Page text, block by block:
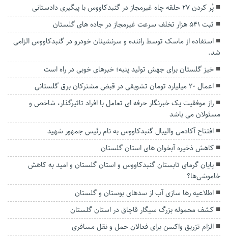
پُر کردن ۲۷ حلقه چاه غیرمجاز در گنبدکاووس با پیگیری دادستانی
ثبت ۵۴۱ هزار تخلف سرعت غیرمجاز در جاده های گلستان
استفاده از ماسک توسط راننده و سرنشینان خودرو در گنبدکاووس الزامی
شد.
خیز گلستان برای جهش تولید پنبه؛ خبرهای خوبی در راه است
اعمال ۲۰ میلیارد تومان تشویقی در قبض مشترکان برق گلستانی
راز موفقیت یک خبرنگار حرفه ای تعامل با افراد تاثیرگذار، شاخص و
مسئولان می باشد
افتتاح آکادمی والیبال گنبدکاووس به نام رئیس جمهور شهید
کاهش ذخیره آبخوان های استان گلستان
پایان گرمای تابستان گنبدکاووس و استان گلستان و امید به کاهش
خاموشی‌ها؟
اطلاعیه رها سازی آب از سد‌های بوستان و گلستان
کشف محموله بزرگ سیگار قاچاق در استان گلستان
الزام تزریق واکسن برای فعالان حمل و نقل مسافری